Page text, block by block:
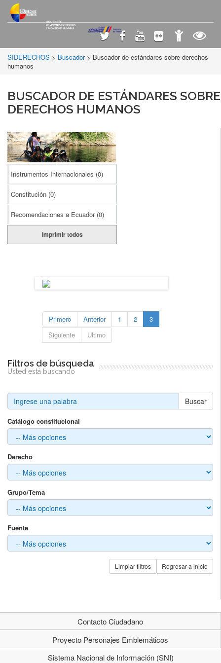
SIDERECHOS > Buscador > Buscador de estándares sobre derechos
humanos
BUSCADOR DE ESTÁNDARES SOBRE
DERECHOS HUMANOS
Instrumentos Internacionales (0)
Constitución (0)
Recomendaciones a Ecuador (0)
Imprimir todos
Primero Anterior 1 2
3
Siguiente
Ultimo
Filtros de búsqueda
Usted está buscando
Buscar
Catálogo constitucional
Derecho
Grupo/Tema
Fuente
Regresar a inicio
Limpiar filtros
Contacto Ciudadano
Proyecto Personajes Emblemáticos
Sistema Nacional de Información (SNI)